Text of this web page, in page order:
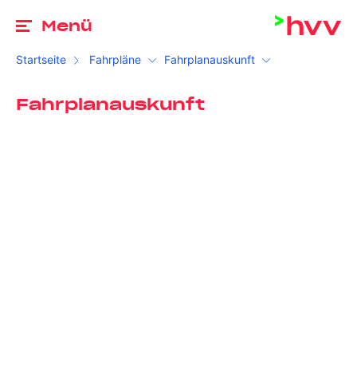
Menü
Startseite Fahrpläne Fahrplanauskunft
Fahrplanauskunft